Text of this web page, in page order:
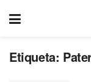
Etiqueta: